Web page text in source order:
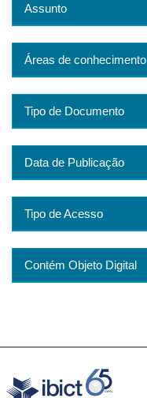
Assunto
Áreas de conhecimento
Tipo de Documento
Data de Publicação
Tipo de Acesso
Contém Objeto Digital